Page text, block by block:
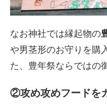
なお神社では縁起物の
や男茎形のお守りを購
た、豊年祭ならではの
②攻め攻めフードを